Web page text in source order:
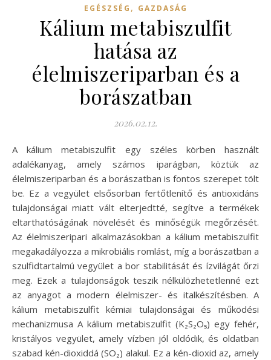
EGÉSZSÉG , GAZDASÁG
Kálium metabiszulfit
hatása az
élelmiszeriparban és a
borászatban
2026.02.12.
A kálium metabiszulfit egy széles körben használt
adalékanyag, amely számos iparágban, köztük az
élelmiszeriparban és a borászatban is fontos szerepet tölt
be. Ez a vegyület elsősorban fertőtlenítő és antioxidáns
tulajdonságai miatt vált elterjedtté, segítve a termékek
eltarthatóságának növelését és minőségük megőrzését.
Az élelmiszeripari alkalmazásokban a kálium metabiszulfit
megakadályozza a mikrobiális romlást, míg a borászatban a
szulfidtartalmú vegyület a bor stabilitását és ízvilágát őrzi
meg. Ezek a tulajdonságok teszik nélkülözhetetlenné ezt
az anyagot a modern élelmiszer- és italkészítésben. A
kálium metabiszulfit kémiai tulajdonságai és működési
mechanizmusa A kálium metabiszulfit (K₂S₂O₅) egy fehér,
kristályos vegyület, amely vízben jól oldódik, és oldatban
szabad kén-dioxiddá (SO₂) alakul. Ez a kén-dioxid az, amely